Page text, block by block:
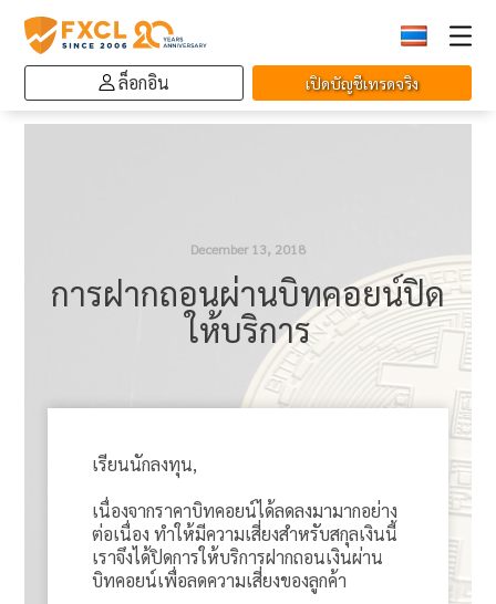
ล็อกอิน เปิดบัญชีเทรดจริง
December 13, 2018
การฝากถอนผ่านบิทคอยน์ปิด
ให้บริการ
เรียนนักลงทุน,
เนื่องจากราคาบิทคอยน์ได้ลดลงมามากอย่าง
ต่อเนื่อง ทำให้มีความเสี่ยงสำหรับสกุลเงินนี้
เราจึงได้ปิดการให้บริการฝากถอนเงินผ่าน
บิทคอยน์เพื่อลดความเสี่ยงของลูกค้า